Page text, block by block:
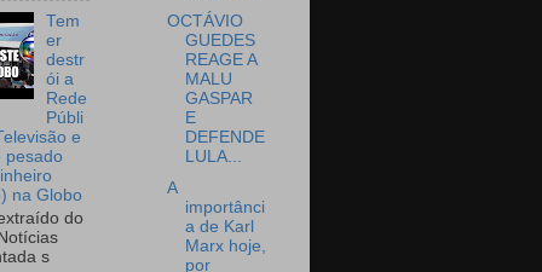
Tem
er
destr
ói a
Rede
Públi
e
pesado
na Globo
do
s
OCTÁVIO
GUEDES
REAGE A
MALU
GASPAR
E
DEFENDE
LULA...
A
importânci
a de Karl
Marx hoje,
por